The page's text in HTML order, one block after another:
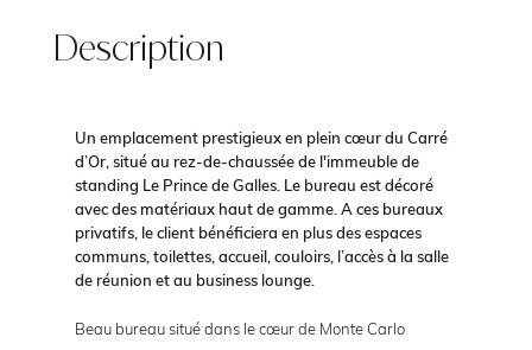
Description
Un emplacement prestigieux en plein cœur du Carré
d’Or, situé au rez-de-chaussée de l'immeuble de
standing Le Prince de Galles. Le bureau est décoré
avec des matériaux haut de gamme. A ces bureaux
privatifs, le client bénéficiera en plus des espaces
communs, toilettes, accueil, couloirs, l’accès à la salle
de réunion et au business lounge.
Beau bureau situé dans le cœur de Monte Carlo